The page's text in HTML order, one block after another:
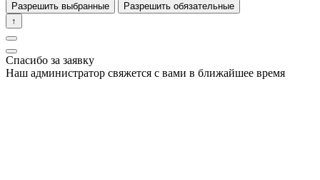
Разрешить выбранные
Разрешить обязательные
↑
Спасибо за заявку
Наш администратор свяжется с вами в ближайшее время